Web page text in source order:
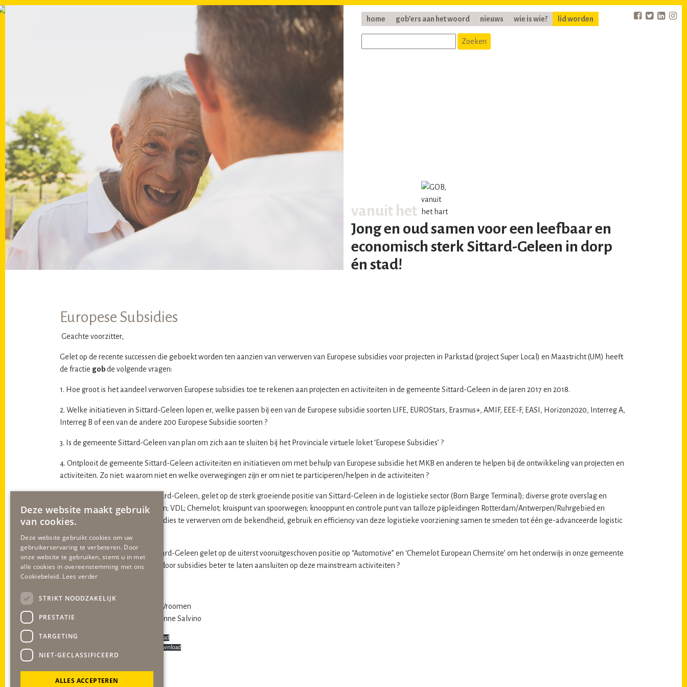
home gob’ers aan het woord nieuws wie is wie? lid worden
vanuit het
Jong en oud samen voor een leefbaar en
economisch sterk Sittard-Geleen in dorp
én stad!
Europese Subsidies
Geachte voorzitter,
Gelet op de recente successen die geboekt worden ten aanzien van verwerven van Europese subsidies voor projecten in Parkstad (project Super Local) en Maastricht (UM) heeft
de fractie gobde volgende vragen:
1. Hoe groot is het aandeel verworven Europese subsidies toe te rekenen aan projecten en activiteiten in de gemeente Sittard-Geleen in de jaren 2017 en 2018.
2. Welke initiatieven in Sittard-Geleen lopen er, welke passen bij een van de Europese subsidie soorten LIFE, EUROStars, Erasmus+, AMIF, EEE-F, EASI, Horizon2020, Interreg A,
Interreg B of een van de andere 200 Europese Subsidie soorten ?
3. Is de gemeente Sittard-Geleen van plan om zich aan te sluiten bij het Provinciale virtuele loket ‘Europese Subsidies’ ?
4. Ontplooit de gemeente Sittard-Geleen activiteiten en initiatieven om met behulp van Europese subsidie het MKB en anderen te helpen bij de ontwikkeling van projecten en
activiteiten. Zo niet: waarom niet en welke overwegingen zijn er om niet te participeren/helpen in de activiteiten ?
5. Overweegt de gemeente Sittard-Geleen, gelet op de sterk groeiende positie van Sittard-Geleen in de logistieke sector (Born Barge Terminal); diverse grote overslag en
grootschalige storage faciliteiten; VDL; Chemelot; kruispunt van spoorwegen; knooppunt en controle punt van talloze pijpleidingen Rotterdam/Antwerpen/Ruhrgebied en
autowegen), om innovatie subsidies te verwerven om de bekendheid, gebruik en efficiency van deze logistieke voorziening samen te smeden tot één ge-advanceerde logistic
6. Overweegt de gemeente Sittard-Geleen gelet op de uiterst vooruitgeschoven positie op “Automotive” en ‘Chemelot European Chemsite’ om het onderwijs in onze gemeente
en regio te bewegen geholpen door subsidies beter te laten aansluiten op deze mainstream activiteiten ?
fractie Fred Vroomen
Fractievoorzitter
fractie Yvonne Salvino
gob Art 43 Europese Subsidies
Download
Download
Deze website maakt gebruik
van cookies.
Deze website gebruikt cookies om uw
gebruikerservaring te verbeteren. Door
onze website te gebruiken, stemt u in met
alle cookies in overeenstemming met ons
Cookiebeleid. Lees verder
STRIKT NOODZAKELIJK
PRESTATIE
TARGETING
NIET-GECLASSIFICEERD
ALLES ACCEPTEREN